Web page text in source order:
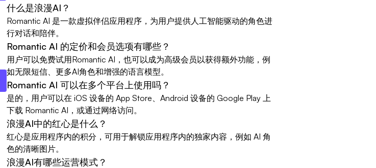
什么是浪漫AI？
Romantic AI 是一款虚拟伴侣应用程序，为用户提供人工智能驱动的角色进
行对话和陪伴。
Romantic AI 的定价和会员选项有哪些？
用户可以免费试用Romantic AI，也可以成为高级会员以获得额外功能，例
如无限短信、更多AI角色和增强的语言模型。
Romantic AI 可以在多个平台上使用吗？
是的，用户可以在 iOS 设备的 App Store、Android 设备的 Google Play 上
下载 Romantic AI，或通过网络访问。
浪漫AI中的红心是什么？
红心是应用程序内的积分，可用于解锁应用程序内的独家内容，例如 AI 角
色的清晰图片。
浪漫AI有哪些运营模式？